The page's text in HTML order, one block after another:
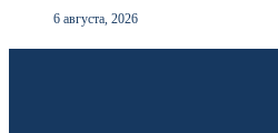
6 августа, 2026